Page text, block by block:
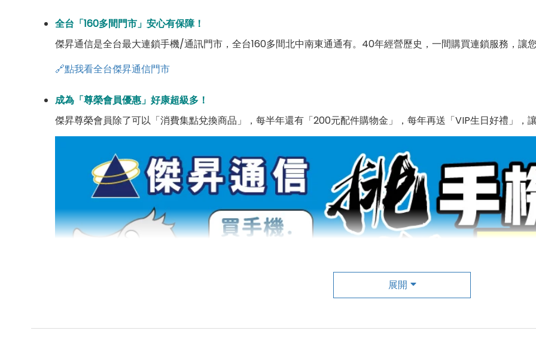
全台「160多間門市」安心有保障！
傑昇通信是全台最大連鎖手機/通訊門市，全台160多間北中南東通通有。40年經營歷史，一間購買連鎖服務，讓
🔗點我看全台傑昇通信門市
成為「尊榮會員優惠」好康超級多！
傑昇尊榮會員除了可以「消費集點兌換商品」，每半年還有「200元配件購物金」，每年再送「VIP生日好禮」，
展開